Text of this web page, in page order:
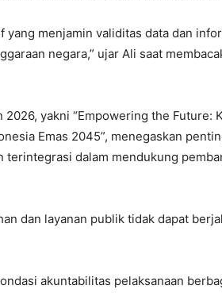
menjamin validitas data dan
negara,” ujar Ali saat
yakni “Empowering the Future:
Emas 2045”, menegaskan
dalam mendukung
dan layanan publik tidak dapat
akuntabilitas pelaksanaan